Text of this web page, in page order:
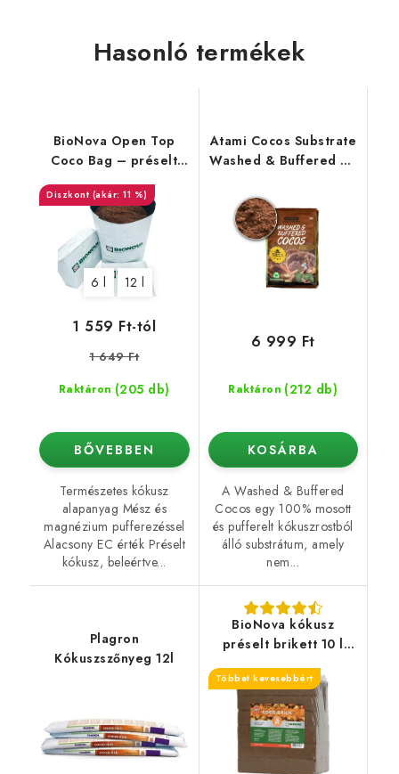
Hasonló termékek
BioNova Open Top
Coco Bag – préselt
(akár: 11 %)
6 l 12 l
Raktáron (205 db)
1 559 Ft-tól
1 649 Ft
BŐVEBBEN
Természetes kókusz
alapanyag Mész és
magnézium pufferezéssel
Alacsony EC érték Préselt
kókusz, beleértve...
Atami Cocos Substrate
Washed & Buffered 50
Raktáron (212 db)
6 999 Ft
KOSÁRBA
A Washed & Buffered
Cocos egy 100% mosott
és pufferelt kókuszrostból
álló substrátum, amely
nem...
Plagron
Kókuszszőnyeg 12l
BioNova kókusz
préselt brikett 10 l
(Coco Brick)
Többet kevesebbért